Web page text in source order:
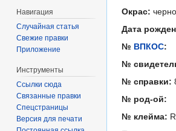
Окрас:
Дата
№ ВПКОС:
№
№ справки:
№ род-ой:
№ клейма:
Навигация
Случайная статья
Свежие правки
Приложение
Инструменты
Ссылки сюда
Связанные правки
Спецстраницы
Версия для печати